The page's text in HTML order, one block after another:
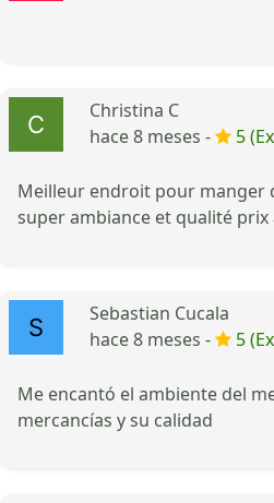
Christina C
hace 8 meses -
5
Meilleur endroit pour manger
super ambiance et qualité prix
Sebastian Cucala
hace 8 meses -
5
Me encantó el ambiente del
mercancías y su calidad